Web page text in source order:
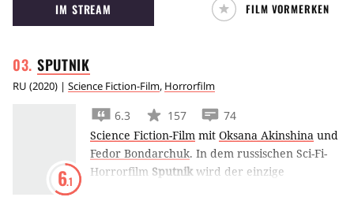
Nacht begann, ab.
IM STREAM FILM VORMERKEN
SPUTNIK
RU (2020) | Science Fiction-Film, Horrorfilm
6.1
6.3 157
74
Science Fiction-Film mit Oksana Akinshina und
Fedor Bondarchuk. In dem russischen Sci-Fi-
Horrorfilm Sputnikwird der einzige